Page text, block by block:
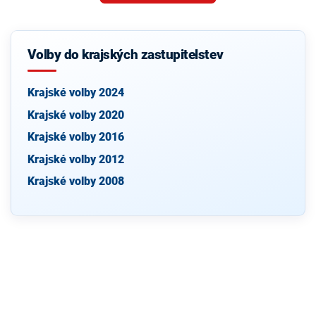
Volby do krajských zastupitelstev
Krajské volby 2024
Krajské volby 2020
Krajské volby 2016
Krajské volby 2012
Krajské volby 2008